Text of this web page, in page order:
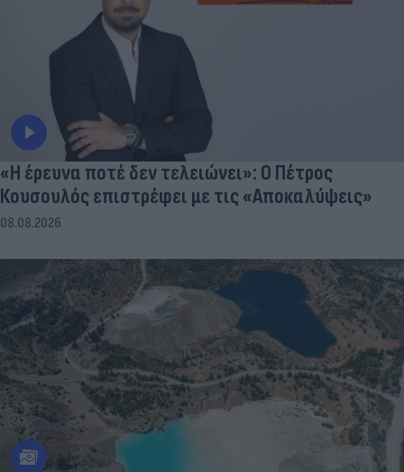
«Η έρευνα ποτέ δεν τελειώνει»: Ο Πέτρος
Κουσουλός επιστρέφει με τις «Αποκαλύψεις»
08.08.2026